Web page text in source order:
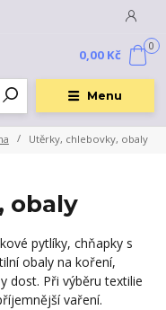
Menu
0
0,00 Kč
Utěrky, chlebovky, obaly
obaly
pytlíky, chňapky s
obaly na koření,
dost. Při výběru textilie
vaření.